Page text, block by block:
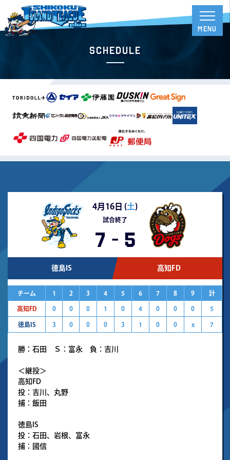
Schedule
4月16日 (土)
試合終了
7 - 5
徳島IS 高知FD
チーム 1 2 3 4 5 6 7 8 9 計
高知FD 0 0 0 1 0 4 0 0 0 5
徳島IS 3 0 0 0 3 1 0 0 x 7
勝：石田 Ｓ：富永 負：吉川
＜継投＞
高知FD
投：吉川、丸野
捕：飯田
徳島IS
投：石田、岩根、富永
捕：國信